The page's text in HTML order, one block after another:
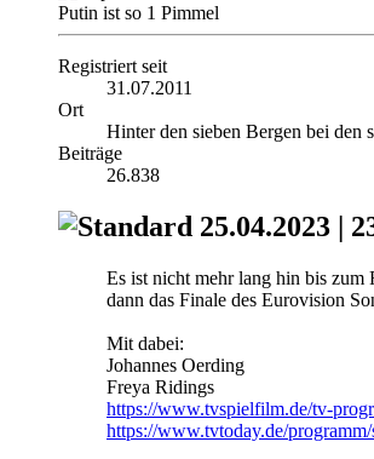
Putin ist so 1 Pimmel
Registriert seit
31.07.2011
Ort
Hinter den sieben Bergen bei den
Beiträge
26.838
25.04.2023 |
Es ist nicht mehr lang hin bis zum
dann das Finale des Eurovision
Mit dabei:
Johannes Oerding
Freya Ridings
https://www.tvspielfilm.de/tv-
https://www.tvtoday.de/